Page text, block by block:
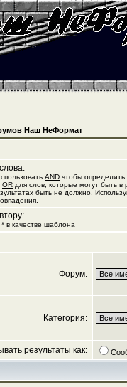
Наш НеФормат
AND чтобы
OR для слов, которые могут быть в
быть не должно.
в качестве шаблона
Форум:
Категория:
результаты как: